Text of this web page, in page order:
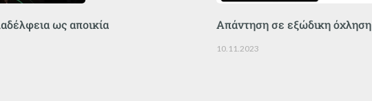
ως αποικία Απάντηση σε εξώδικη όχληση
10.11.2023